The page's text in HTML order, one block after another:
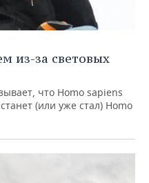
из-за световых
что Homo sapiens
(или уже стал) Homo